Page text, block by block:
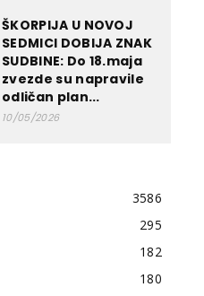
ŠKORPIJA U NOVOJ
SEDMICI DOBIJA ZNAK
SUDBINE: Do 18.maja
zvezde su napravile
odličan plan...
10/05/2026
3586
295
182
180